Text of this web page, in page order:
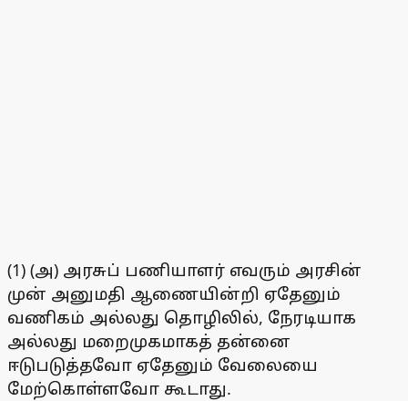
(1) (அ) அரசுப் பணியாளர் எவரும் அரசின்
முன் அனுமதி ஆணையின்றி ஏதேனும்
வணிகம் அல்லது தொழிலில், நேரடியாக
அல்லது மறைமுகமாகத் தன்னை
ஈடுபடுத்தவோ ஏதேனும் வேலையை
மேற்கொள்ளவோ கூடாது.